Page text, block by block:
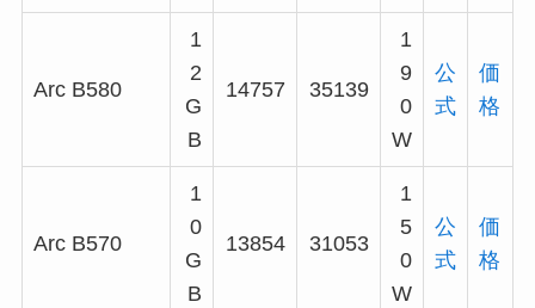
Arc B580
1
2
G
B
14757 35139
1
9
0
W
公
式
価
格
Arc B570
1
0
G
B
13854 31053
1
5
0
W
公
式
価
格